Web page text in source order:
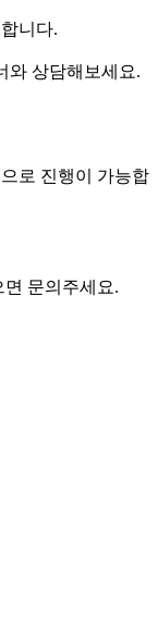
니다.
와 상담해보세요.
로 진행이 가능합
문의주세요.